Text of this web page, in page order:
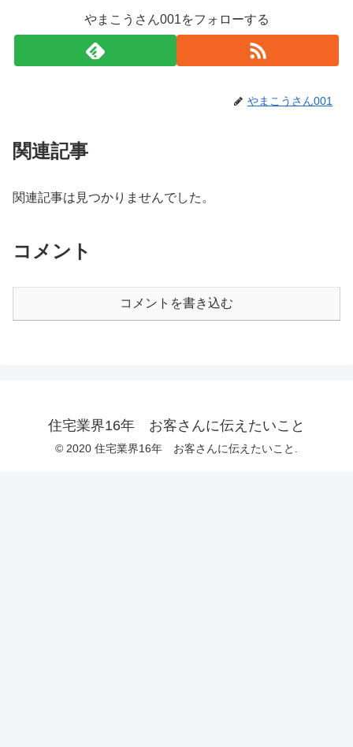
やまこうさん001をフォローする
やまこうさん001
関連記事
関連記事は見つかりませんでした。
コメント
コメントを書き込む
住宅業界16年 お客さんに伝えたいこと
© 2020 住宅業界16年 お客さんに伝えたいこと.